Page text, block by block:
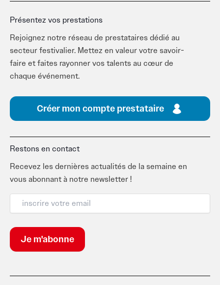
Présentez vos prestations
Rejoignez notre réseau de prestataires dédié au
secteur festivalier. Mettez en valeur votre savoir-
faire et faites rayonner vos talents au cœur de
chaque événement.
Créer mon compte prestataire
Restons en contact
Recevez les dernières actualités de la semaine en
vous abonnant à notre newsletter !